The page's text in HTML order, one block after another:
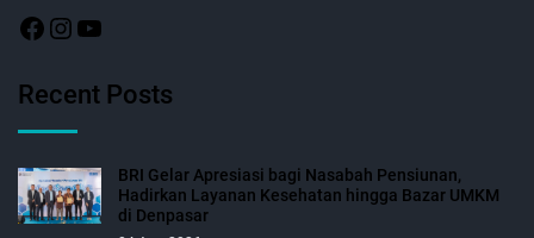
Recent Posts
BRI Gelar Apresiasi bagi Nasabah Pensiunan,
Hadirkan Layanan Kesehatan hingga Bazar UMKM
di Denpasar